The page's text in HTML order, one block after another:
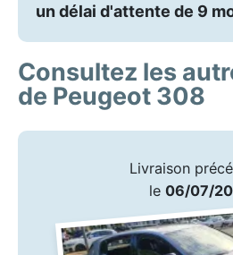
un délai d'attente de 9
Consultez les
de Peugeot 308
Livraison
le 06/07/